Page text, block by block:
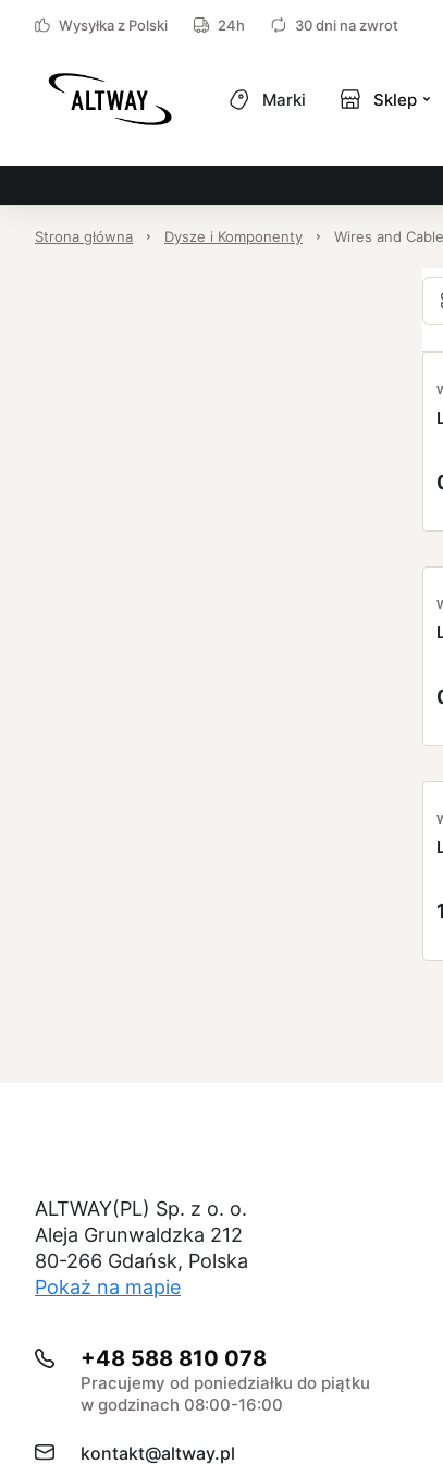
Wysyłka z Polski 24h 30 dni na zwrot
Marki Sklep
Strona główna Dysze i Komponenty Wires and
ALTWAY(PL) Sp. z o. o.
Aleja Grunwaldzka 212
80-266 Gdańsk, Polska
Pokaż na mapie
+48 588 810 078
Pracujemy od poniedziałku do piątku
w godzinach 08:00-16:00
kontakt@altway.pl